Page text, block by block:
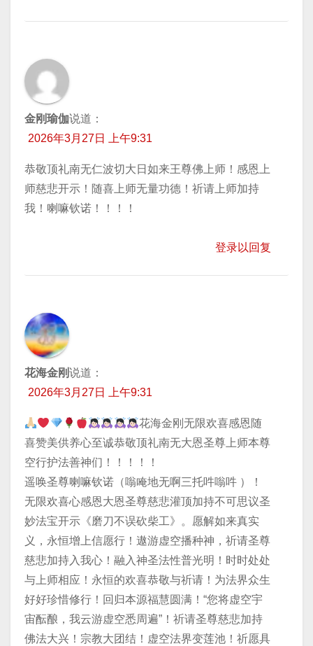
金刚瑜伽说道：
2026年3月27日 上午9:31
恭敬顶礼南无仁波切大日如来王尊佛上师！感恩上
师慈悲开示！随喜上师无量功德！祈请上师加持
我！喇嘛钦诺！！！！
登录以回复
花海金刚说道：
2026年3月27日 上午9:31
花海金刚无限欢喜感恩随
喜赞美供养心至诚恭敬顶礼南无大恩圣尊上师本尊
空行护法善神们！！！！！
遥唤圣尊喇嘛钦诺（嗡唵地无啊三托吽嗡吽 ）！
无限欢喜心感恩大恩圣尊慈悲灌顶加持不可思议圣
妙法宝开示《磨刀不误砍柴工》。愿解如来真实
义，永恒增上信愿行！遨游虚空播种神，祈请圣尊
慈悲加持入我心！融入神圣法性普光明！时时处处
与上师相应！永恒的欢喜恭敬与祈请！为法界众生
好好珍惜修行！回归本源福慧圆满！“您将虚空宇
宙酝酿，我云游虚空悉周遍”！祈请圣尊慈悲加持
佛法大兴！宗教大团结！虚空法界变莲池！祈愿具